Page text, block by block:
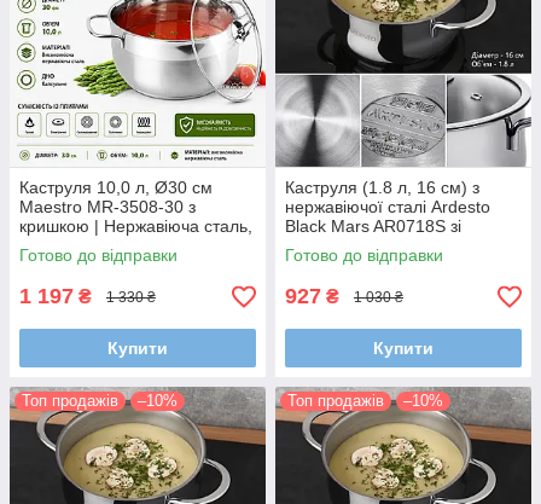
Каструля 10,0 л, Ø30 см
Maestro MR-3508-30 з
кришкою | Нержавіюча сталь,
капсульне дно, для всіх типів
плит
Готово до відправки
1 197 ₴ 1 330 ₴
Купити
Каструля (1.8 л, 16 см) з
нержавіючої сталі Ardesto
Black Mars AR0718S зі
скляною кришкою, індукційна
Готово до відправки
927 ₴ 1 030 ₴
Купити
Топ продажів –10% Топ продажів –10%